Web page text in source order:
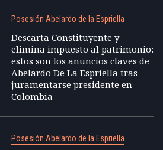
Posesión Abelardo de la Espriella
Descarta Constituyente y
elimina impuesto al patrimonio:
estos son los anuncios claves de
Abelardo De La Espriella tras
juramentarse presidente en
Colombia
Posesión Abelardo de la Espriella